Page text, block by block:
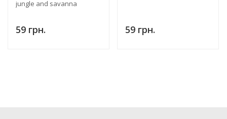
jungle and savanna
59 грн. 59 грн.